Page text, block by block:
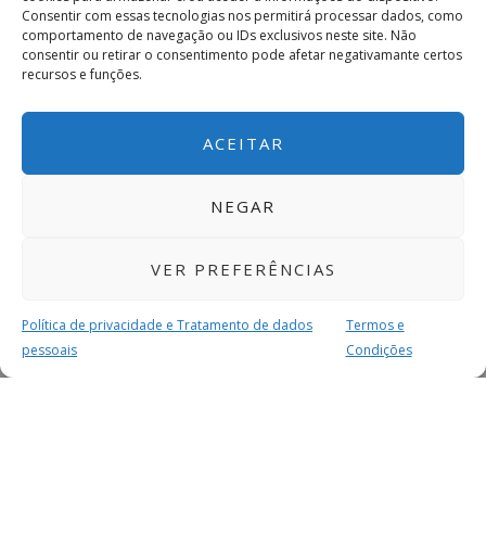
Consentir com essas tecnologias nos permitirá processar dados, como
comportamento de navegação ou IDs exclusivos neste site. Não
consentir ou retirar o consentimento pode afetar negativamante certos
recursos e funções.
ACEITAR
NEGAR
VER PREFERÊNCIAS
Política de privacidade e Tratamento de dados
pessoais
Termos e
Condições